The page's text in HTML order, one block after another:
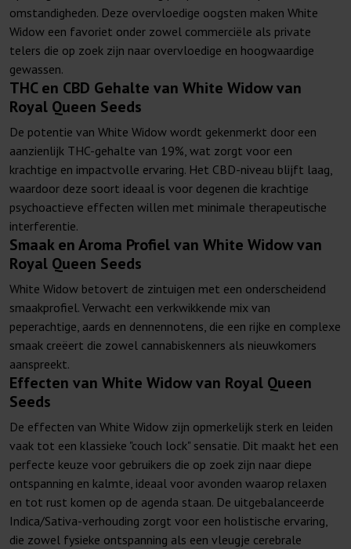
omstandigheden. Deze overvloedige oogsten maken White
Widow een favoriet onder zowel commerciële als private
telers die op zoek zijn naar overvloedige en hoogwaardige
gewassen.
THC en CBD Gehalte van White Widow van
Royal Queen Seeds
De potentie van White Widow wordt gekenmerkt door een
aanzienlijk THC-gehalte van 19%, wat zorgt voor een
krachtige en impactvolle ervaring. Het CBD-niveau blijft laag,
waardoor deze soort ideaal is voor degenen die krachtige
psychoactieve effecten willen met minimale therapeutische
interferentie.
Smaak en Aroma Profiel van White Widow van
Royal Queen Seeds
White Widow betovert de zintuigen met een onderscheidend
smaakprofiel. Verwacht een verkwikkende mix van
peperachtige, aards en dennennotens, die een rijke en complexe
smaak creëert die zowel cannabiskenners als nieuwkomers
aanspreekt.
Effecten van White Widow van Royal Queen
Seeds
De effecten van White Widow zijn opmerkelijk sterk en leiden
vaak tot een klassieke "couch lock" sensatie. Dit maakt het een
perfecte keuze voor gebruikers die op zoek zijn naar diepe
ontspanning en kalmte, ideaal voor avonden waarop relaxen
en tot rust komen op de agenda staan. De uitgebalanceerde
Indica/Sativa-verhouding zorgt voor een holistische ervaring,
die zowel fysieke ontspanning als een vleugje cerebrale